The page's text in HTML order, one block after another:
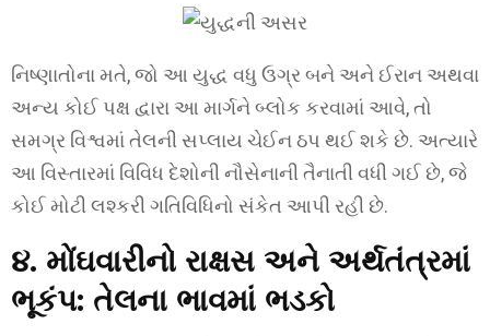
નિષ્ણાતોના મતે, જો આ યુદ્ધ વધુ ઉગ્ર બને અને ઈરાન અથવા
અન્ય કોઈ પક્ષ દ્વારા આ માર્ગને બ્લોક કરવામાં આવે, તો
સમગ્ર વિશ્વમાં તેલની સપ્લાય ચેઈન ઠપ થઈ શકે છે. અત્યારે
આ વિસ્તારમાં વિવિધ દેશોની નૌસેનાની તૈનાતી વધી ગઈ છે, જે
કોઈ મોટી લશ્કરી ગતિવિધિનો સંકેત આપી રહી છે.
૪. મોંઘવારીનો રાક્ષસ અને અર્થતંત્રમાં
ભૂકંપ: તેલના ભાવમાં ભડકો